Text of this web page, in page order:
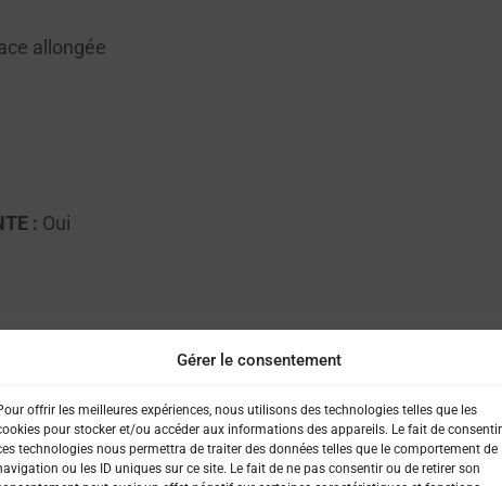
Gérer le consentement
offrir les meilleures expériences, nous utilisons des technologies telles que les
pour stocker et/ou accéder aux informations des appareils. Le fait de
technologies nous permettra de traiter des données telles que le comportement de
ou les ID uniques sur ce site. Le fait de ne pas consentir ou de retirer son
allongée
: Oui